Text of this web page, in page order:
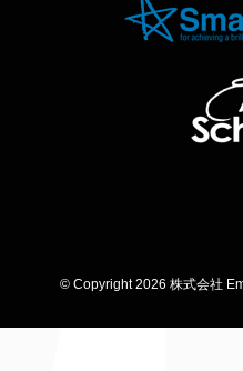
© Copyright 2026 株式会社